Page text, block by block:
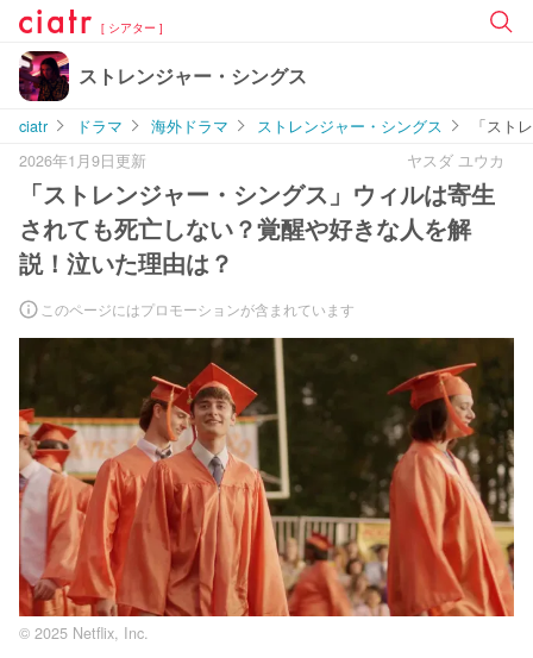
[ シアター ]
ストレンジャー・シングス
ciatr ドラマ 海外ドラマ ストレンジャー・シングス
「スト
2026年1月9日更新
ヤスダ ユウカ
「ストレンジャー・シングス」ウィルは寄生
されても死亡しない？覚醒や好きな人を解
説！泣いた理由は？
このページにはプロモーションが含まれています
© 2025 Netflix, Inc.